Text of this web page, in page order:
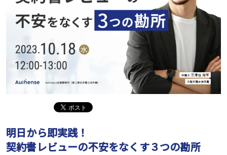
明日から即実践！
契約書レビューの不安をなくす３つの勘所